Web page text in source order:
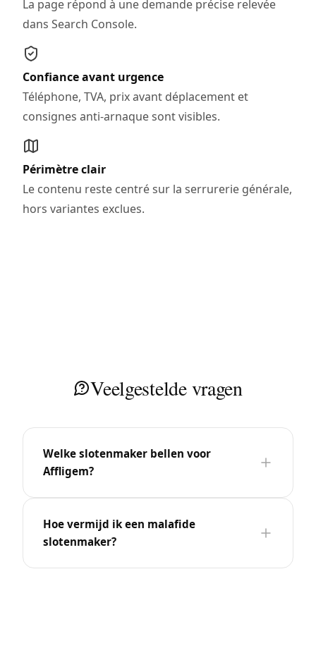
La page répond à une demande précise relevée
dans Search Console.
Confiance avant urgence
Téléphone, TVA, prix avant déplacement et
consignes anti-arnaque sont visibles.
Périmètre clair
Le contenu reste centré sur la serrurerie générale,
hors variantes exclues.
Veelgestelde vragen
Welke slotenmaker bellen voor
Affligem?
Hoe vermijd ik een malafide
slotenmaker?